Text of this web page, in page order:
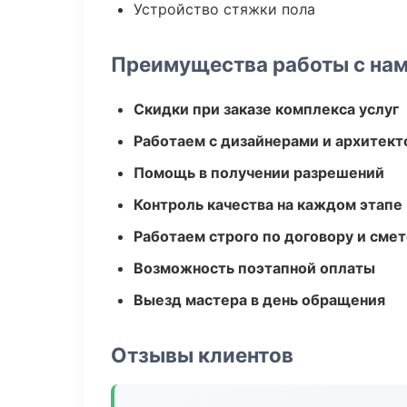
Устройство стяжки пола
Преимущества работы с
Скидки при заказе комплекса услуг
Работаем с дизайнерами и
Помощь в получении разрешений
Контроль качества на каждом этапе
Работаем строго по договору и
Возможность поэтапной оплаты
Выезд мастера в день обращения
Отзывы клиентов